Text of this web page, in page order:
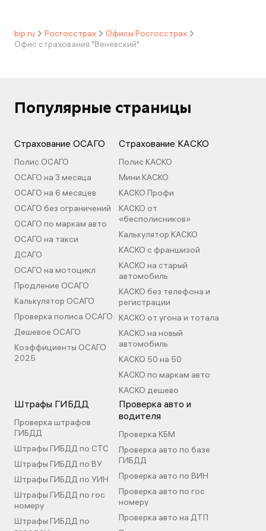
bip.ru Росгосстрах
Офисы Росгосстрах
Офис страхования "Веневский"
Популярные страницы
Страхование ОСАГО
Полис ОСАГО
ОСАГО на 3 месяца
ОСАГО на 6 месяцев
ОСАГО без ограничений
ОСАГО по маркам авто
ОСАГО на такси
ДСАГО
ОСАГО на мотоцикл
Продление ОСАГО
Калькулятор ОСАГО
Проверка полиса ОСАГО
Дешевое ОСАГО
Коэффициенты ОСАГО
2025
Страхование КАСКО
Полис КАСКО
Мини КАСКО
КАСКО Профи
КАСКО от
«бесполисников»
Калькулятор КАСКО
КАСКО с франшизой
КАСКО на старый
автомобиль
КАСКО без телефона и
регистрации
КАСКО от угона и тотала
КАСКО на новый
автомобиль
КАСКО 50 на 50
КАСКО по маркам авто
КАСКО дешево
Штрафы ГИБДД
Проверка штрафов
ГИБДД
Штрафы ГИБДД по СТС
Штрафы ГИБДД по ВУ
Штрафы ГИБДД по УИН
Штрафы ГИБДД по гос
номеру
Штрафы ГИБДД по
Проверка авто и
водителя
Проверка КБМ
Проверка авто по базе
ГИБДД
Проверка авто по ВИН
Проверка авто по гос
номеру
Проверка авто на ДТП